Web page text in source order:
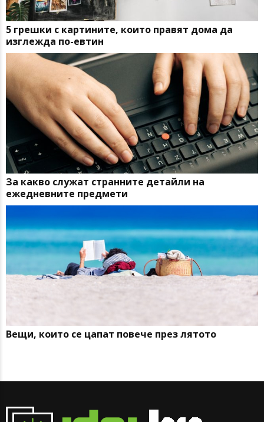
5 грешки с картините, които правят дома да
изглежда по-евтин
За какво служат странните детайли на
ежедневните предмети
Вещи, които се цапат повече през лятото